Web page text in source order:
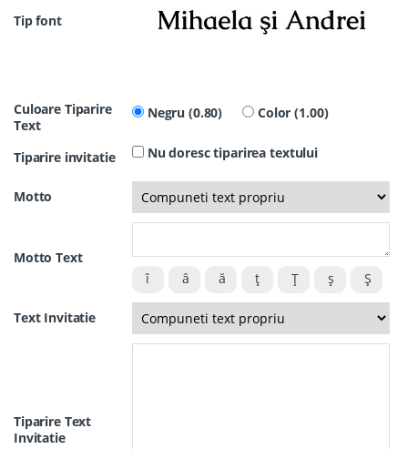
Tip font
Culoare Tiparire
Text
Negru (0.80) Color (1.00)
Tiparire invitatie Nu doresc tiparirea textului
Motto
Motto Text
Text Invitatie
Tiparire Text
Invitatie